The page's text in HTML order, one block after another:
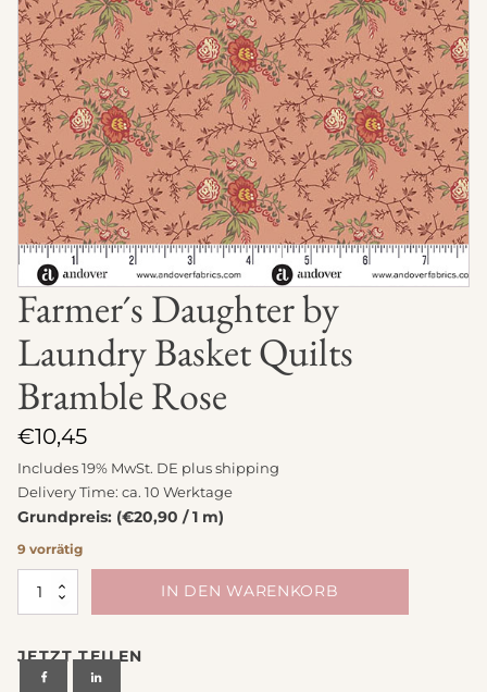
Farmer´s Daughter by
Laundry Basket Quilts
Bramble Rose
€10,45
Includes 19% MwSt. DE plusshipping
Delivery Time: ca. 10 Werktage
Grundpreis: (€20,90 / 1 m)
9 vorrätig
Farmer
´s
by
Laundry
IN DEN WARENKORB
JETZT TEILEN